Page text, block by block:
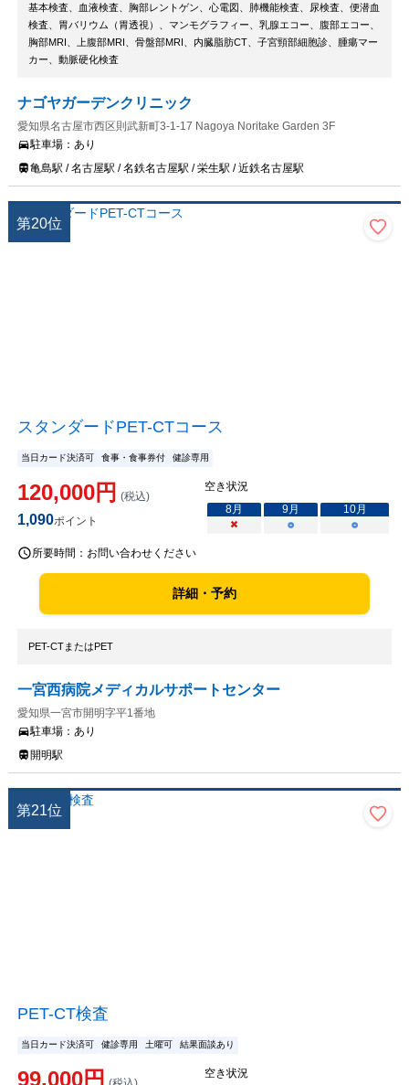
基本検査、血液検査、胸部レントゲン、心電図、肺機能検査、尿検査、便潜血
検査、胃バリウム（胃透視）、マンモグラフィー、乳腺エコー、腹部エコー、
胸部MRI、上腹部MRI、骨盤部MRI、内臓脂肪CT、子宮頸部細胞診、腫瘍マー
カー、動脈硬化検査
ナゴヤガーデンクリニック
愛知県名古屋市西区則武新町3-1-17 Nagoya Noritake Garden 3F
駐車場： あり
亀島駅 / 名古屋駅 / 名鉄名古屋駅 / 栄生駅 / 近鉄名古屋駅
第20位
スタンダードPET-CTコース
当日カード決済可 食事・食事券付 健診専用
120,000円 (税込)
1,090ポイント
空き状況
8月 9月 10月
×
○ ○
所要時間： お問い合わせください
詳細・予約
PET-CTまたはPET
一宮西病院メディカルサポートセンター
愛知県一宮市開明字平1番地
駐車場： あり
開明駅
第21位
PET-CT検査
当日カード決済可 健診専用 土曜可 結果面談あり
99,000円 空き状況